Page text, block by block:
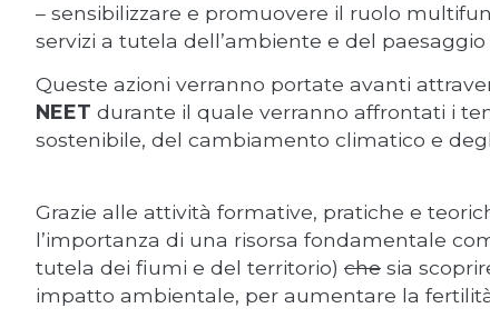
– sensibilizzare e promuovere il ruolo
servizi a tutela dell’ambiente e del paesaggio
Queste azioni verranno portate avanti
NEET durante il quale verranno affrontati i
sostenibile, del cambiamento climatico e
Grazie alle attività formative, pratiche e
l’importanza di una risorsa fondamentale
tutela dei fiumi e del territorio) che sia
impatto ambientale, per aumentare la